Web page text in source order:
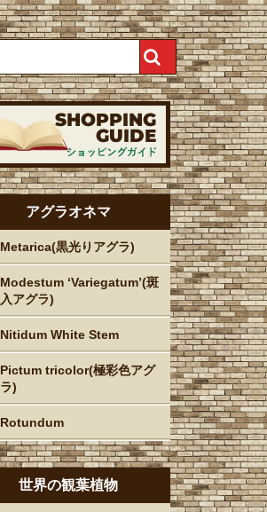
アグラオネマ
Metarica(黒光りアグラ)
Modestum ‘Variegatum’(斑
入アグラ)
Nitidum White Stem
Pictum tricolor(極彩色アグ
ラ)
Rotundum
世界の観葉植物